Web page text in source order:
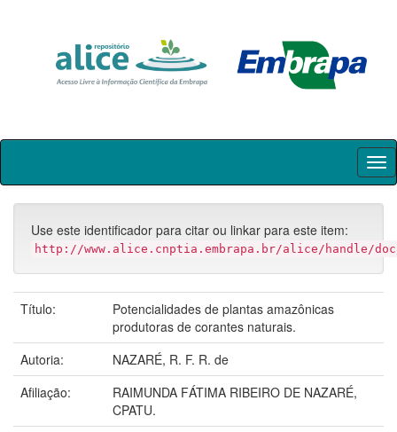
Skip
Use este identificador para citar ou linkar para este item:
http://www.alice.cnptia.embrapa.br/alice/handle/
Título:
Potencialidades de plantas amazônicas
produtoras de corantes naturais.
Autoria:
NAZARÉ, R. F. R. de
Afiliação:
RAIMUNDA FÁTIMA RIBEIRO DE NAZARÉ,
CPATU.